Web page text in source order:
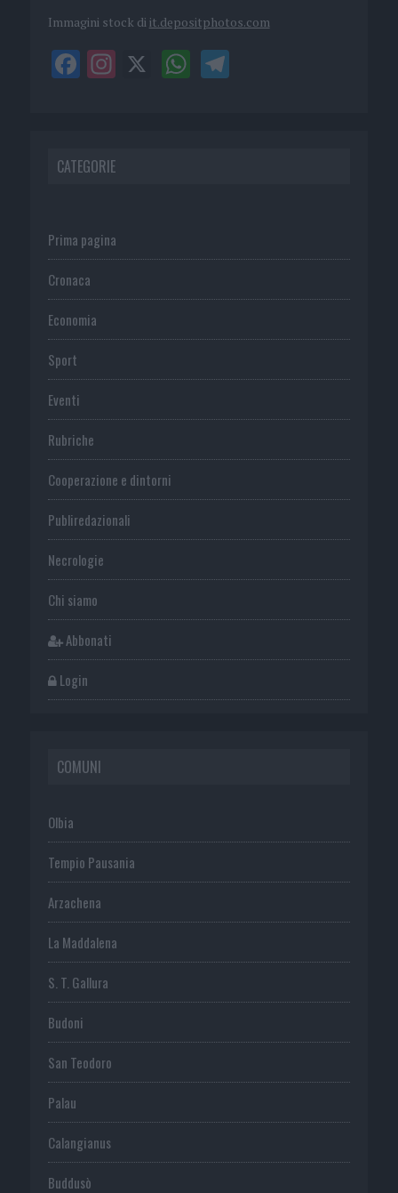
Immagini stock di it.depositphotos.com
CATEGORIE
Prima pagina
Cronaca
Economia
Sport
Eventi
Rubriche
Cooperazione e dintorni
Publiredazionali
Necrologie
Chi siamo
Abbonati
Login
COMUNI
Olbia
Tempio Pausania
Arzachena
La Maddalena
S. T. Gallura
Budoni
San Teodoro
Palau
Calangianus
Buddusò